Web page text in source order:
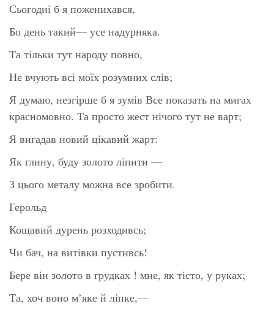
Сьогодні б я поженихався,
Бо день такий— усе надурняка.
Та тільки тут народу повно,
Не вчують всі моїх розумних слів;
Я думаю, незгірше б я зумів Все показать на мигах
красномовно. Та просто жест нічого тут не варт;
Я вигадав новий цікавий жарт:
Як глину, буду золото ліпити —
З цього металу можна все зробити.
Герольд
Кощавий дурень розходивсь;
Чи бач, на витівки пустивсь!
Бере він золото в грудках ! мне, як тісто, у руках;
Та, хоч воно м’яке й ліпке,—